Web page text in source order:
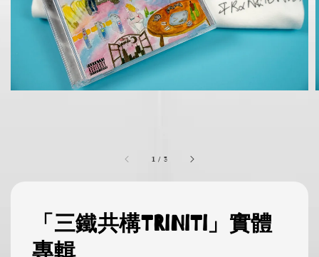
1 / 3
「三鐵共構TRiNiTi」實體
專輯